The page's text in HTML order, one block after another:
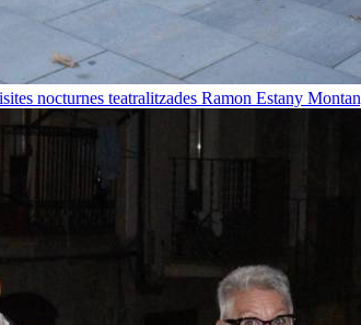
nocturnes teatralitzades Ramon Estany